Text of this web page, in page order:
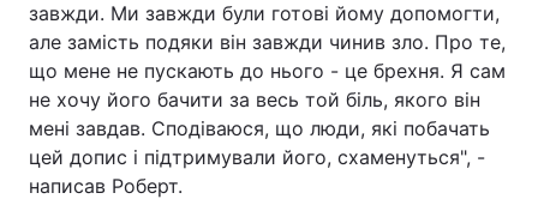
завжди. Ми завжди були готові йому допомогти,
але замість подяки він завжди чинив зло. Про те,
що мене не пускають до нього - це брехня. Я сам
не хочу його бачити за весь той біль, якого він
мені завдав. Сподіваюся, що люди, які побачать
цей допис і підтримували його, схаменуться", -
написав Роберт.